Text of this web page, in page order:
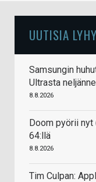
UUTISIA
Samsungin
Ultrasta
8.8.2026
Doom pyörii
64:llä
8.8.2026
Tim Culpan: